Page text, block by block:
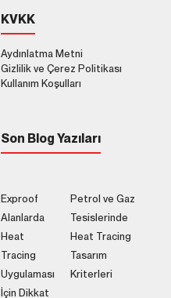
KVKK
Aydınlatma Metni
Gizlilik ve Çerez Politikası
Kullanım Koşulları
Son Blog Yazıları
Exproof
Alanlarda
Heat
Tracing
Uygulaması
İçin Dikkat
Petrol ve Gaz
Tesislerinde
Heat Tracing
Tasarım
Kriterleri